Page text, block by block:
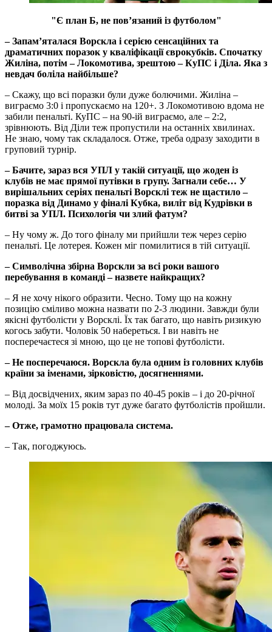
"Є план Б, не пов’язаний із футболом"
– Запам’яталася Ворскла і серією сенсаційних та
драматичних поразок у кваліфікації єврокубків. Спочатку
Жиліна, потім – Локомотива, зрештою – КуПС і Діла. Яка з
невдач боліла найбільше?
– Скажу, що всі поразки були дуже болючими. Жиліна –
виграємо 3:0 і пропускаємо на 120+. З Локомотивою вдома не
забили пенальті. КуПС – на 90-ій виграємо, але – 2:2,
зрівнюють. Від Діли теж пропустили на останніх хвилинах.
Не знаю, чому так складалося. Отже, треба одразу заходити в
груповий турнір.
– Бачите, зараз вся УПЛ у такій ситуації, що жоден із
клубів не має прямої путівки в групу. Загнали себе… У
вирішальних серіях пенальті Ворсклі теж не щастило –
поразка від Динамо у фіналі Кубка, виліт від Кудрівки в
битві за УПЛ. Психологія чи злий фатум?
– Ну чому ж. До того фіналу ми прийшли теж через серію
пенальті. Це лотерея. Кожен міг помилитися в тій ситуації.
– Символічна збірна Ворскли за всі роки вашого
перебування в команді – назвете найкращих?
– Я не хочу нікого образити. Чесно. Тому що на кожну
позицію сміливо можна назвати по 2-3 людини. Завжди були
якісні футболісти у Ворсклі. Їх так багато, що навіть ризикую
когось забути. Чоловік 50 набереться. І ви навіть не
посперечаєтеся зі мною, що це не топові футболісти.
– Не посперечаюся. Ворскла була одним із головних клубів
країни за іменами, зірковістю, досягненнями.
– Від досвідчених, яким зараз по 40-45 років – і до 20-річної
молоді. За моїх 15 років тут дуже багато футболістів пройшли.
– Отже, грамотно працювала система.
– Так, погоджуюсь.